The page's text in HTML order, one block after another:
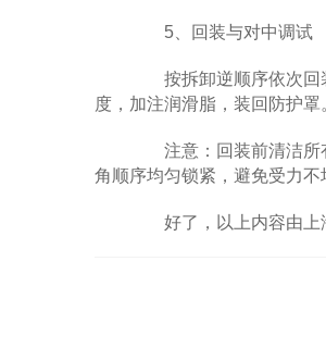
5、回装与对中调试
按拆卸逆顺序依次回装
度，加注润滑脂，装回防护罩
注意：回装前清洁所有
角顺序均匀锁紧，避免受力不
好了，以上内容由上海